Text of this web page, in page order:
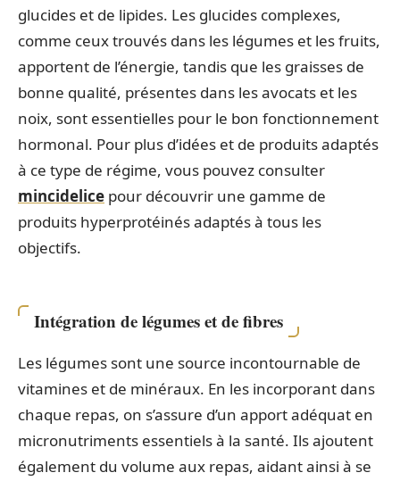
glucides et de lipides. Les glucides complexes,
comme ceux trouvés dans les légumes et les fruits,
apportent de l’énergie, tandis que les graisses de
bonne qualité, présentes dans les avocats et les
noix, sont essentielles pour le bon fonctionnement
hormonal. Pour plus d’idées et de produits adaptés
à ce type de régime, vous pouvez consulter
mincidelice pour découvrir une gamme de
produits hyperprotéinés adaptés à tous les
objectifs.
Intégration de légumes et de fibres
Les légumes sont une source incontournable de
vitamines et de minéraux. En les incorporant dans
chaque repas, on s’assure d’un apport adéquat en
micronutriments essentiels à la santé. Ils ajoutent
également du volume aux repas, aidant ainsi à se